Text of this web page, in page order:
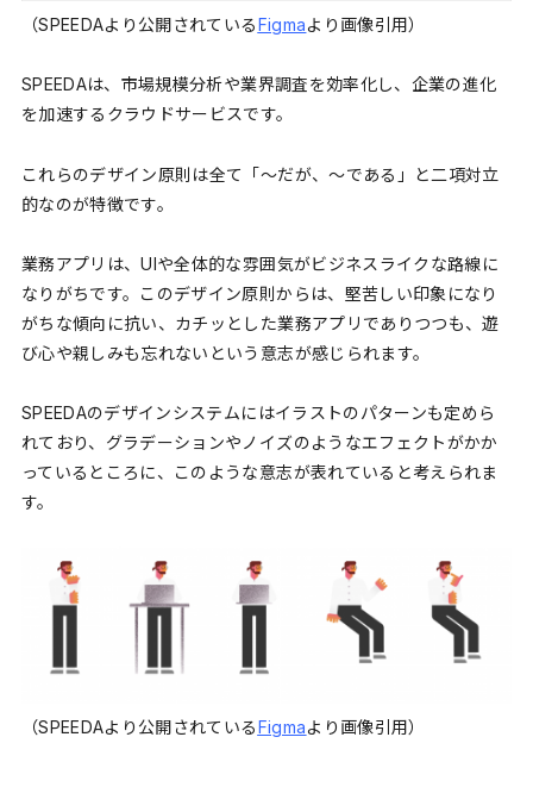
（SPEEDAより公開されているFigmaより画像引用）
SPEEDAは、市場規模分析や業界調査を効率化し、企業の進化
を加速するクラウドサービスです。
これらのデザイン原則は全て「〜だが、〜である」と二項対立
的なのが特徴です。
業務アプリは、UIや全体的な雰囲気がビジネスライクな路線に
なりがちです。このデザイン原則からは、堅苦しい印象になり
がちな傾向に抗い、カチッとした業務アプリでありつつも、遊
び心や親しみも忘れないという意志が感じられます。
SPEEDAのデザインシステムにはイラストのパターンも定めら
れており、グラデーションやノイズのようなエフェクトがかか
っているところに、このような意志が表れていると考えられま
す。
（SPEEDAより公開されているFigmaより画像引用）